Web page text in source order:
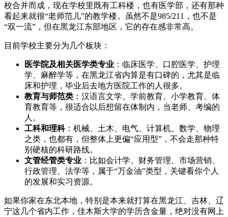
校合并而成，现在学校里既有工科楼，也有医学部，还有那种
看起来就很“老师范儿”的教学楼。虽然不是985/211，也不是
“双一流”，但在黑龙江东部地区，它的存在感非常高。
目前学校主要分为几个板块：
医学院及相关医学类专业 ：临床医学、口腔医学、护理
学、麻醉学等，在黑龙江省内算是有口碑的，尤其是临
床和护理，毕业后去地方医院工作的人很多。
教育与师范类 ：汉语言文学、学前教育、小学教育、体
育教育等，很适合以后想留在体制内，当老师、考编的
人。
工科和理科：机械、土木、电气、计算机、数学、物理
之类，也都有，但整体上更偏“应用型”，不会走那种特
别硬核的科研路线。
文管经管类专业 ：比如会计学、财务管理、市场营销、
行政管理、法学等，属于“万金油”类型，关键看你个人
的发展和实习资源。
如果你家在东北本地，特别是本来就打算在黑龙江、吉林、辽
宁这几个省内工作，佳木斯大学的学历含金量，绝对没有网上